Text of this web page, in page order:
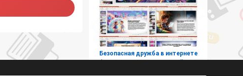
Безопасная дружба в интернете
(презентация с викториной для